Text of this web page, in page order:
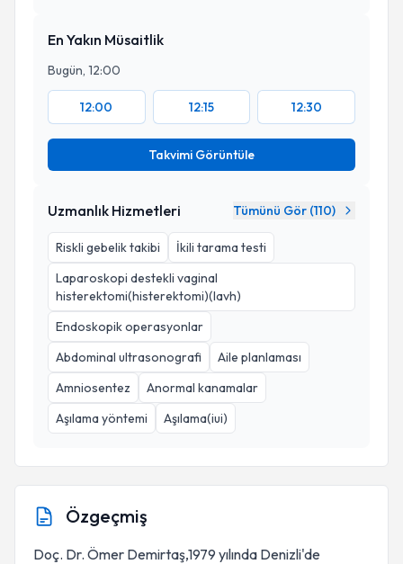
En Yakın Müsaitlik
Bugün, 12:00
12:00 12:15 12:30
Takvimi Görüntüle
Uzmanlık Hizmetleri Tümünü Gör (110)
Riskli gebelik takibi
İkili tarama testi
Laparoskopi destekli vaginal
histerektomi(histerektomi)(lavh)
Endoskopik operasyonlar
Abdominal ultrasonografi
Aile planlaması
Amniosentez
Anormal kanamalar
Aşılama yöntemi
Aşılama(iui)
Özgeçmiş
Doç. Dr. Ömer Demirtaş,1979 yılında Denizli'de